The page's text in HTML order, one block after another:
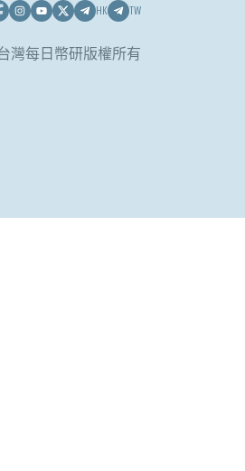
HK TW
灣每日幣研版權所有